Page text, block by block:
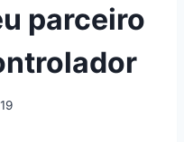
parceiro